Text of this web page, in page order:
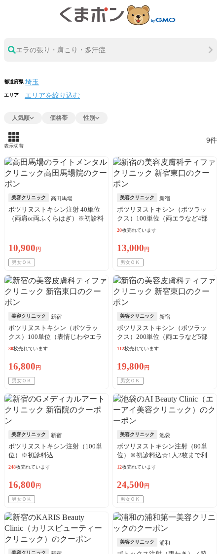
エラの張り・肩こり・多汗症
都道府県
エリア エリアを絞り込む
人気順 価格帯 性別
表示切替
9件
美容クリニック 高田馬場
ボツリヌストキシン注射 40単位
（両肩or両ふくらはぎ）※初診料
10,900 円
男女ＯＫ
美容クリニック 新宿
ボツリヌストキシン（ボツラッ
クス）100単位（両エラなど4部
位から選択）※初診料込
20枚売れています
13,000 円
男女ＯＫ
美容クリニック 新宿
ボツリヌストキシン（ボツラッ
クス）100単位（表情じわやエラ
などから選択）※初診料込
30枚売れています
16,800 円
男女ＯＫ
美容クリニック 新宿
ボツリヌストキシン（ボツラッ
クス）200単位（両エラなど5部
位から選択）※初診料込
112枚売れています
19,800 円
男女ＯＫ
美容クリニック 新宿
ボツリヌストキシン注射（100単
位）※初診料込
248枚売れています
16,800 円
男女ＯＫ
美容クリニック 池袋
ボツリヌストキシン注射（80単
位）※初診料込☆1人2枚まで利
用可
12枚売れています
24,500 円
男女ＯＫ
美容クリニック
美容クリニック 浦和